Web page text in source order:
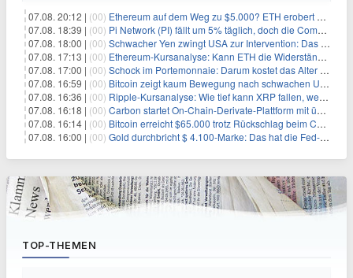
07.08. 20:12 | (00) Ethereum auf dem Weg zu $5.000? ETH erobert wichtige Marke zurück, während Institutionen weiter akkumulieren
07.08. 18:39 | (00) Pi Network (PI) fällt um 5% täglich, doch die Community bleibt optimistisch
07.08. 18:00 | (00) Schwacher Yen zwingt USA zur Intervention: Das größte Risiko seit 15 Jahren
07.08. 17:13 | (00) Ethereum-Kursanalyse: Kann ETH die Widerstände der gleitenden Durchschnitte überwinden?
07.08. 17:00 | (00) Schock im Portemonnaie: Darum kostet das Alter deutlich mehr als Sie denken
07.08. 16:59 | (00) Bitcoin zeigt kaum Bewegung nach schwachen US-Arbeitsmarktdaten, Fed-Zinserhöhungschancen sinken auf 44%
07.08. 16:36 | (00) Ripple-Kursanalyse: Wie tief kann XRP fallen, wenn die $1-Unterstützung am Wochenende verloren geht?
07.08. 16:18 | (00) Carbon startet On-Chain-Derivate-Plattform mit über 950 Märkten in einem Konto
07.08. 16:14 | (00) Bitcoin erreicht $65.000 trotz Rückschlag beim CLARITY Act und fehlendem US-Iran-Abkommen
07.08. 16:00 | (00) Gold durchbricht $ 4.100-Marke: Das hat die Fed-Entscheidung ausgelöst
TOP-THEMEN